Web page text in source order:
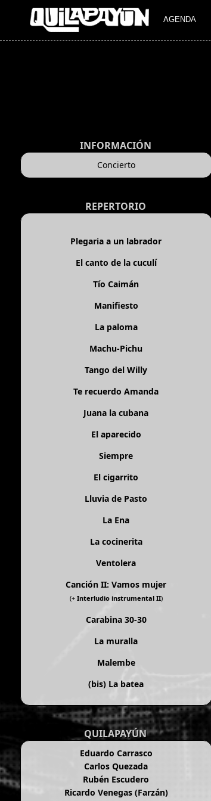
AGENDA
INFORMACIÓN
Concierto
REPERTORIO
Plegaria a un labrador
El canto de la cuculí
Tío Caimán
Manifiesto
La paloma
Machu-Pichu
Tango del Willy
Te recuerdo Amanda
Juana la cubana
El aparecido
Siempre
El cigarrito
Lluvia de Pasto
La Ena
La cocinerita
Ventolera
Canción II: Vamos mujer
(+ Interludio instrumental II)
Carabina 30-30
La muralla
Malembe
(bis) La batea
QUILAPAYÚN
Eduardo Carrasco
Carlos Quezada
Rubén Escudero
Ricardo Venegas (Farzán)